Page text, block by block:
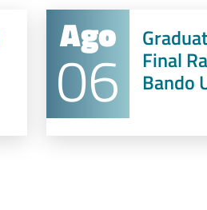
Ago
06 Final
Bando